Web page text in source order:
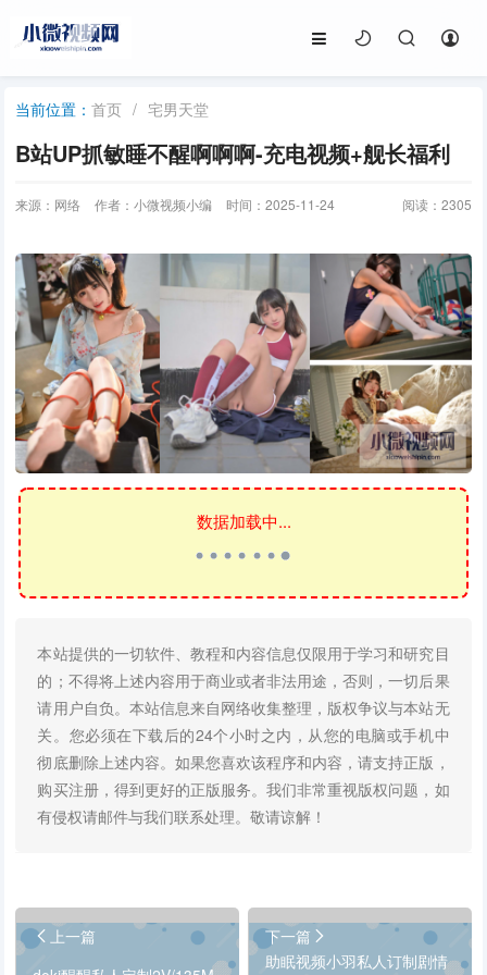
当前位置：首页 / 宅男天堂
B站UP抓敏睡不醒啊啊啊-充电视频+舰长福利
来源：网络 作者：小微视频小编 时间：2025-11-24 阅读： 2305
数据加载中...
本站提供的一切软件、教程和内容信息仅限用于学习和研究目
的；不得将上述内容用于商业或者非法用途，否则，一切后果
请用户自负。本站信息来自网络收集整理，版权争议与本站无
关。您必须在下载后的24个小时之内，从您的电脑或手机中
彻底删除上述内容。如果您喜欢该程序和内容，请支持正版，
购买注册，得到更好的正版服务。我们非常重视版权问题，如
有侵权请邮件与我们联系处理。敬请谅解！
上一篇
下一篇
助眠视频小羽私人订制剧情